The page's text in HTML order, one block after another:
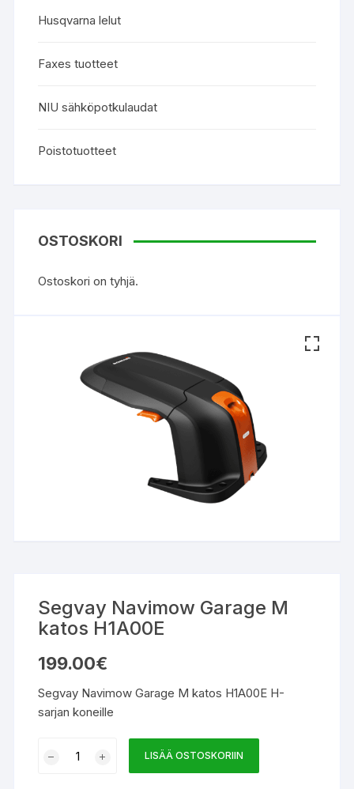
Segvay Navimow Garage M
katos H1A00E
199.00€
Segvay Navimow Garage M katos H1A00E H-
sarjan koneille
Navimow
LISÄÄ OSTOSKORIIN
Husqvarna lelut
Faxes tuotteet
NIU sähköpotkulaudat
Poistotuotteet
OSTOSKORI
Ostoskori on tyhjä.